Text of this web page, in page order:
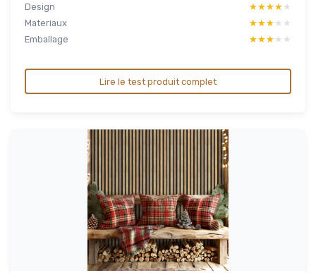
Design
★★★★★
★★★★★
Materiaux
★★★★★
★★★★★
Emballage
★★★★★
★★★★★
Lire le test produit complet